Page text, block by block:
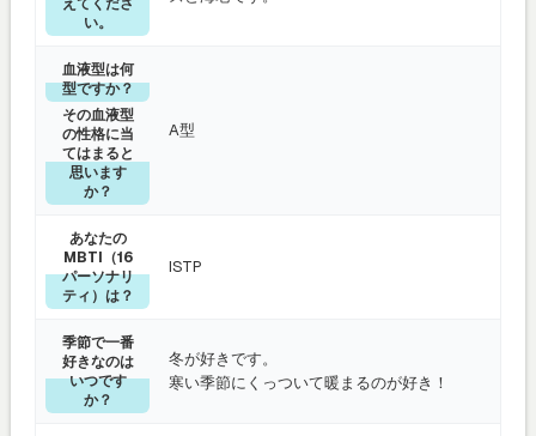
えてくださ
い。
血液型は何
型ですか？
その血液型
の性格に当
てはまると
思います
か？
A型
あなたの
MBTI（16
パーソナリ
ティ）は？
ISTP
季節で一番
好きなのは
いつです
か？
冬が好きです。
寒い季節にくっついて暖まるのが好き！